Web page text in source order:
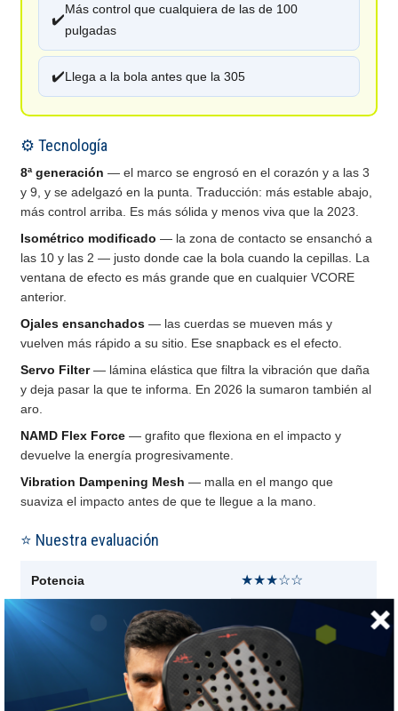
✔️
Más control que cualquiera de las de 100
pulgadas
✔️Llega a la bola antes que la 305
⚙️ Tecnología
8ª generación — el marco se engrosó en el corazón y a las 3
y 9, y se adelgazó en la punta. Traducción: más estable abajo,
más control arriba. Es más sólida y menos viva que la 2023.
Isométrico modificado — la zona de contacto se ensanchó a
las 10 y las 2 — justo donde cae la bola cuando la cepillas. La
ventana de efecto es más grande que en cualquier VCORE
anterior.
Ojales ensanchados — las cuerdas se mueven más y
vuelven más rápido a su sitio. Ese snapback es el efecto.
Servo Filter— lámina elástica que filtra la vibración que daña
y deja pasar la que te informa. En 2026 la sumaron también al
aro.
NAMD Flex Force — grafito que flexiona en el impacto y
devuelve la energía progresivamente.
Vibration Dampening Mesh — malla en el mango que
suaviza el impacto antes de que te llegue a la mano.
⭐ Nuestra evaluación
Potencia ★★★☆☆
Control
Maniobrabilidad ★★★★★
Confort ★★★☆☆